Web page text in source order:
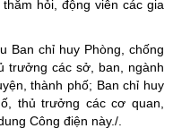
hỏi, động viên các gia
Ban chỉ huy Phòng, chống
trưởng các sở, ban, ngành
thành phố; Ban chỉ huy
thủ trưởng các cơ quan,
Công điện này./.